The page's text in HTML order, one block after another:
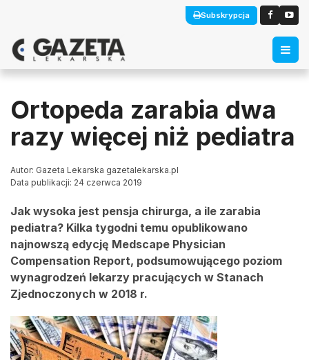
Subskrypcja
Ortopeda zarabia dwa
razy więcej niż pediatra
Autor: Gazeta Lekarska gazetalekarska.pl
Data publikacji: 24 czerwca 2019
Jak wysoka jest pensja chirurga, a ile zarabia
pediatra? Kilka tygodni temu opublikowano
najnowszą edycję Medscape Physician
Compensation Report, podsumowującego poziom
wynagrodzeń lekarzy pracujących w Stanach
Zjednoczonych w 2018 r.